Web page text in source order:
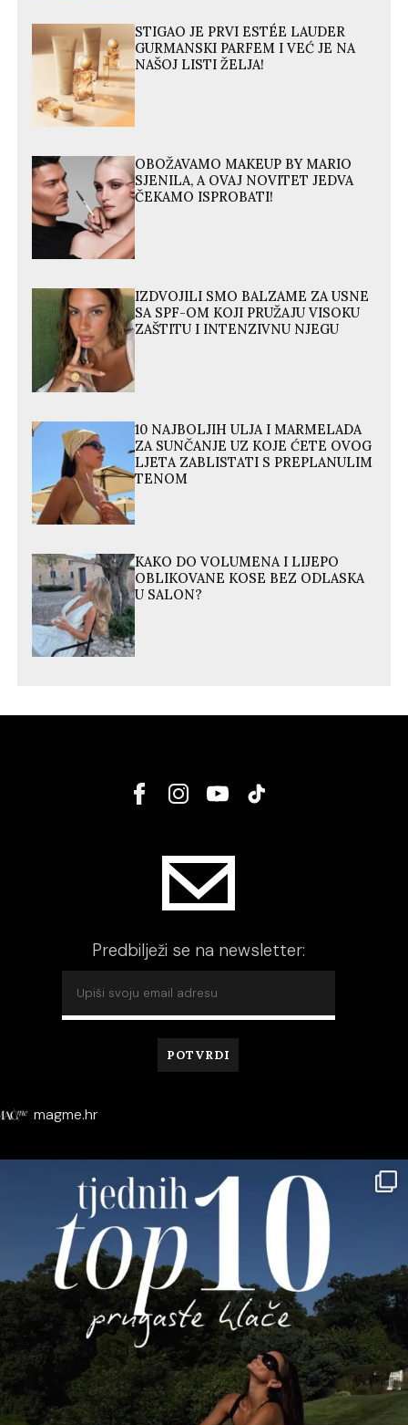
STIGAO JE PRVI ESTÉE LAUDER
GURMANSKI PARFEM I VEĆ JE NA
NAŠOJ LISTI ŽELJA!
OBOŽAVAMO MAKEUP BY MARIO
SJENILA, A OVAJ NOVITET JEDVA
ČEKAMO ISPROBATI!
IZDVOJILI SMO BALZAME ZA USNE
SA SPF-OM KOJI PRUŽAJU VISOKU
ZAŠTITU I INTENZIVNU NJEGU
10 NAJBOLJIH ULJA I MARMELADA
ZA SUNČANJE UZ KOJE ĆETE OVOG
LJETA ZABLISTATI S PREPLANULIM
TENOM
KAKO DO VOLUMENA I LIJEPO
OBLIKOVANE KOSE BEZ ODLASKA
U SALON?
Predbilježi se na newsletter:
magme.hr